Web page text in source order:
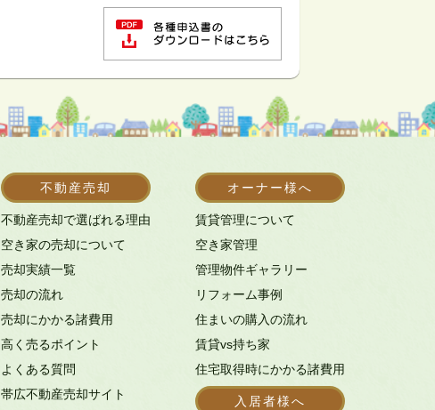
不動産売却
不動産売却で選ばれる理由
空き家の売却について
売却実績一覧
売却の流れ
売却にかかる諸費用
高く売るポイント
よくある質問
帯広不動産売却サイト
オーナー様へ
賃貸管理について
空き家管理
管理物件ギャラリー
リフォーム事例
住まいの購入の流れ
賃貸vs持ち家
住宅取得時にかかる諸費用
入居者様へ